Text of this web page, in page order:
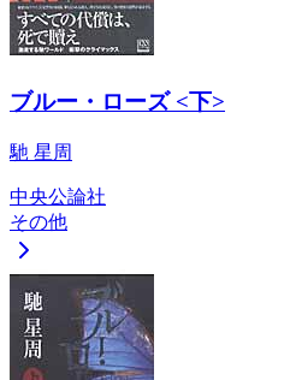
ブルー・ローズ <下>
馳 星周
中央公論社
その他